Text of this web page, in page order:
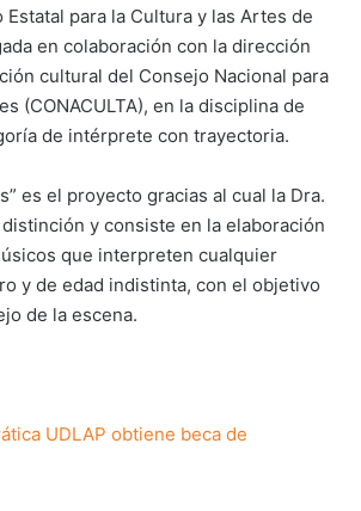
para la Cultura y las Artes de
en colaboración con la dirección
cultural del Consejo Nacional para
(CONACULTA), en la disciplina de
de intérprete con trayectoria.
es el proyecto gracias al cual la Dra.
y consiste en la elaboración
que interpreten cualquier
y de edad indistinta, con el objetivo
de la escena.
UDLAP obtiene beca de